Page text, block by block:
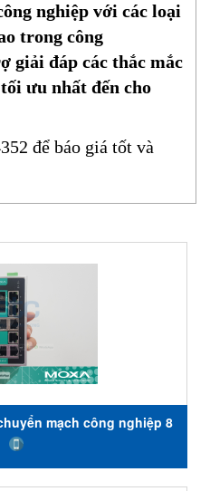
nghiệp với các loại
trong công
giải đáp các thắc mắc
ưu nhất đến cho
để báo giá tốt và
mạch công nghiệp 8
Moxa Việt Nam